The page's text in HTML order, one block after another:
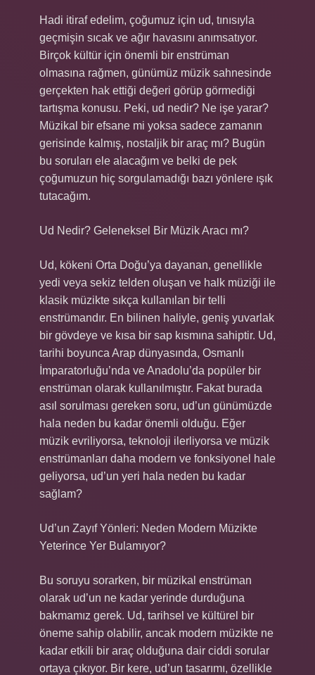
Hadi itiraf edelim, çoğumuz için ud, tınısıyla
geçmişin sıcak ve ağır havasını anımsatıyor.
Birçok kültür için önemli bir enstrüman
olmasına rağmen, günümüz müzik sahnesinde
gerçekten hak ettiği değeri görüp görmediği
tartışma konusu. Peki, ud nedir? Ne işe yarar?
Müzikal bir efsane mi yoksa sadece zamanın
gerisinde kalmış, nostaljik bir araç mı? Bugün
bu soruları ele alacağım ve belki de pek
çoğumuzun hiç sorgulamadığı bazı yönlere ışık
tutacağım.
Ud Nedir? Geleneksel Bir Müzik Aracı mı?
Ud, kökeni Orta Doğu’ya dayanan, genellikle
yedi veya sekiz telden oluşan ve halk müziği ile
klasik müzikte sıkça kullanılan bir telli
enstrümandır. En bilinen haliyle, geniş yuvarlak
bir gövdeye ve kısa bir sap kısmına sahiptir. Ud,
tarihi boyunca Arap dünyasında, Osmanlı
İmparatorluğu’nda ve Anadolu’da popüler bir
enstrüman olarak kullanılmıştır. Fakat burada
asıl sorulması gereken soru, ud’un günümüzde
hala neden bu kadar önemli olduğu. Eğer
müzik evriliyorsa, teknoloji ilerliyorsa ve müzik
enstrümanları daha modern ve fonksiyonel hale
geliyorsa, ud’un yeri hala neden bu kadar
sağlam?
Ud’un Zayıf Yönleri: Neden Modern Müzikte
Yeterince Yer Bulamıyor?
Bu soruyu sorarken, bir müzikal enstrüman
olarak ud’un ne kadar yerinde durduğuna
bakmamız gerek. Ud, tarihsel ve kültürel bir
öneme sahip olabilir, ancak modern müzikte ne
kadar etkili bir araç olduğuna dair ciddi sorular
ortaya çıkıyor. Bir kere, ud’un tasarımı, özellikle